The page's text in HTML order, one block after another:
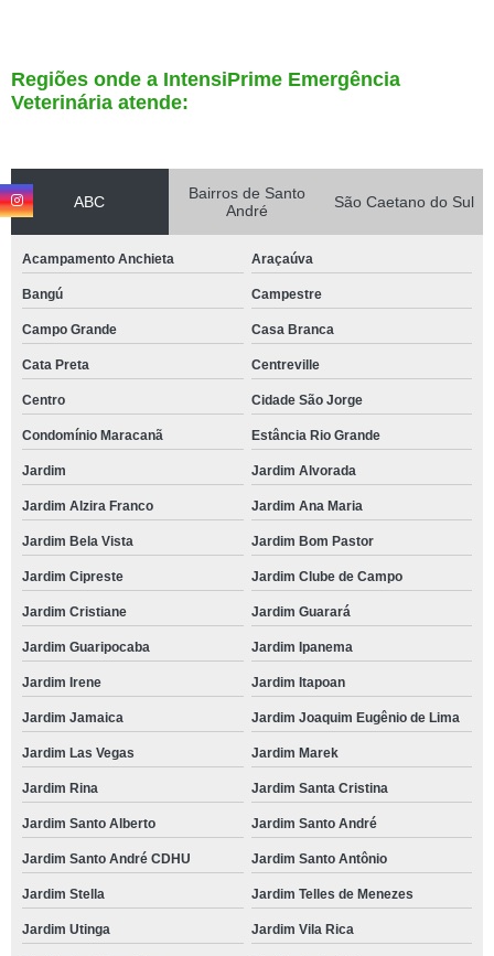
Regiões onde a IntensiPrime Emergência
Veterinária atende:
ABC
Bairros de Santo
André
São Caetano do Sul
Acampamento Anchieta Araçaúva
Bangú Campestre
Campo Grande Casa Branca
Cata Preta Centreville
Centro Cidade São Jorge
Condomínio Maracanã Estância Rio Grande
Jardim Jardim Alvorada
Jardim Alzira Franco Jardim Ana Maria
Jardim Bela Vista Jardim Bom Pastor
Jardim Cipreste Jardim Clube de Campo
Jardim Cristiane Jardim Guarará
Jardim Guaripocaba Jardim Ipanema
Jardim Irene Jardim Itapoan
Jardim Jamaica Jardim Joaquim Eugênio de Lima
Jardim Las Vegas Jardim Marek
Jardim Rina Jardim Santa Cristina
Jardim Santo Alberto Jardim Santo André
Jardim Santo André CDHU Jardim Santo Antônio
Jardim Stella Jardim Telles de Menezes
Jardim Utinga Jardim Vila Rica